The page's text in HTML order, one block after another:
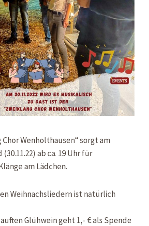
Chor Wenholthausen“ sorgt am
ab ca. 19 Uhr für
am Lädchen.
Weihnachsliedern ist natürlich
Glühwein geht 1,- € als Spende